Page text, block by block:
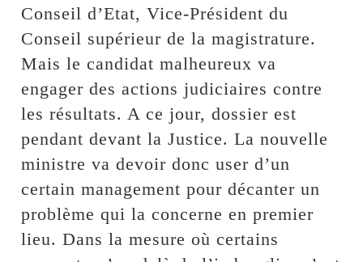
Conseil d’Etat, Vice-Président du
Conseil supérieur de la magistrature.
Mais le candidat malheureux va
engager des actions judiciaires contre
les résultats. A ce jour, dossier est
pendant devant la Justice. La nouvelle
ministre va devoir donc user d’un
certain management pour décanter un
problème qui la concerne en premier
lieu. Dans la mesure où certains